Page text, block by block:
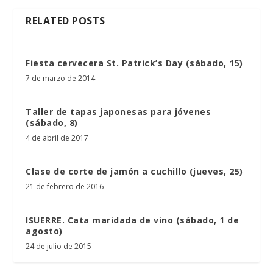
RELATED POSTS
Fiesta cervecera St. Patrick’s Day (sábado, 15)
7 de marzo de 2014
Taller de tapas japonesas para jóvenes
(sábado, 8)
4 de abril de 2017
Clase de corte de jamón a cuchillo (jueves, 25)
21 de febrero de 2016
ISUERRE. Cata maridada de vino (sábado, 1 de
agosto)
24 de julio de 2015